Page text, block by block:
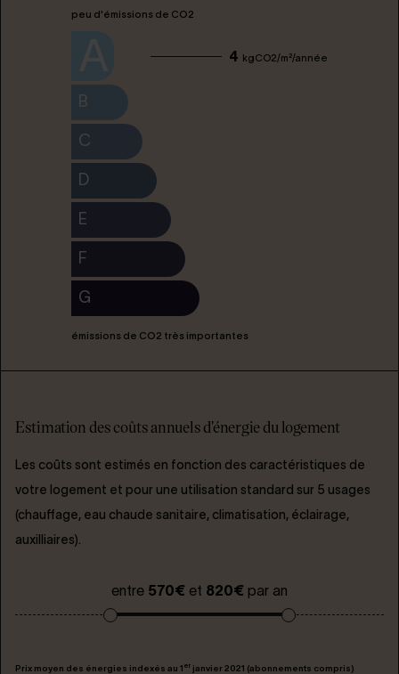
peu d'émissions de CO2
4 kgCO2/m²/année
B
C
D
E
F
G
émissions de CO2 très importantes
Estimation des coûts annuels d'énergie du logement
Les coûts sont estimés en fonction des caractéristiques de
votre logement et pour une utilisation standard sur 5 usages
(chauffage, eau chaude sanitaire, climatisation, éclairage,
auxilliaires).
entre 570€ et 820€ par an
Prix moyen des énergies indexés au 1 er janvier 2021 (abonnements compris)